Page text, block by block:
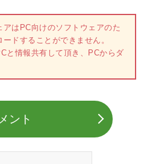
はPC向けのソフトウェアのた
ドすることができません。
と情報共有して頂き、PCからダ
ント